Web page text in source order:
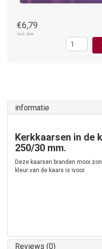
€6,79
Incl. btw
informatie
Kerkkaarsen in de
250/30 mm.
Deze kaarsen branden mooi
kleur van de kaars is ivoor.
Reviews (0)